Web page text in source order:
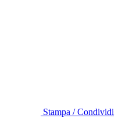
Stampa / Condividi